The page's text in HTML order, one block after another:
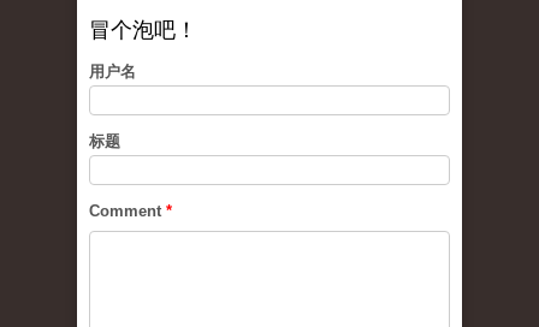
冒个泡吧！
用户名
标题
Comment *